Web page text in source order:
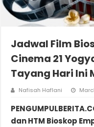
Jadwal Film
Cinema 21
Tayang Hari Ini
Nafisah Haflani
dan HTM Bioskop